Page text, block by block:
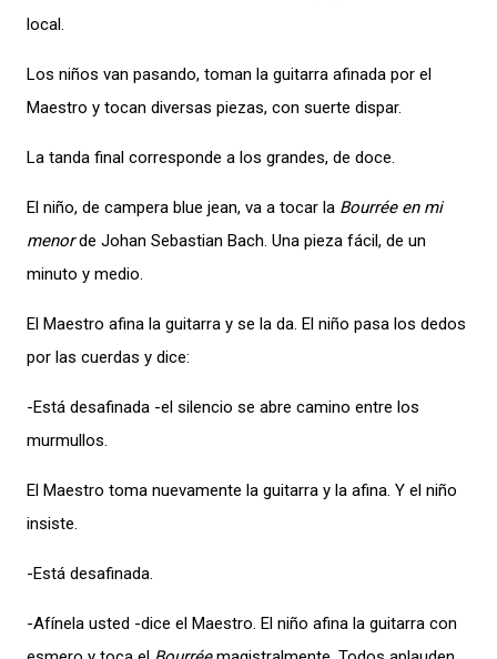
local.
Los niños van pasando, toman la guitarra afinada por el
Maestro y tocan diversas piezas, con suerte dispar.
La tanda final corresponde a los grandes, de doce.
El niño, de campera blue jean, va a tocar la Bourrée en mi
menorde Johan Sebastian Bach. Una pieza fácil, de un
minuto y medio.
El Maestro afina la guitarra y se la da. El niño pasa los dedos
por las cuerdas y dice:
-Está desafinada -el silencio se abre camino entre los
murmullos.
El Maestro toma nuevamente la guitarra y la afina. Y el niño
insiste.
-Está desafinada.
-Afínela usted -dice el Maestro. El niño afina la guitarra con